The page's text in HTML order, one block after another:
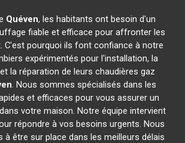
Quéven, les habitants ont besoin d'un
fiable et efficace pour affronter les
C'est pourquoi ils font confiance à notre
expérimentés pour l'installation, la
la réparation de leurs chaudières gaz
. Nous sommes spécialisés dans les
et efficaces pour vous assurer un
votre maison. Notre équipe intervient
répondre à vos besoins urgents. Nous
à être sur place dans les meilleurs délais